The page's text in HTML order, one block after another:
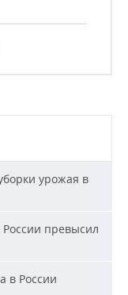
урожая в
превысил
в России